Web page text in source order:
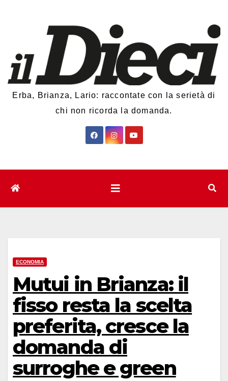
Erba, Brianza, Lario: raccontate con la serietà di
chi non ricorda la domanda.
ECONOMIA
Mutui in Brianza: il
fisso resta la scelta
preferita, cresce la
domanda di
surroghe e green